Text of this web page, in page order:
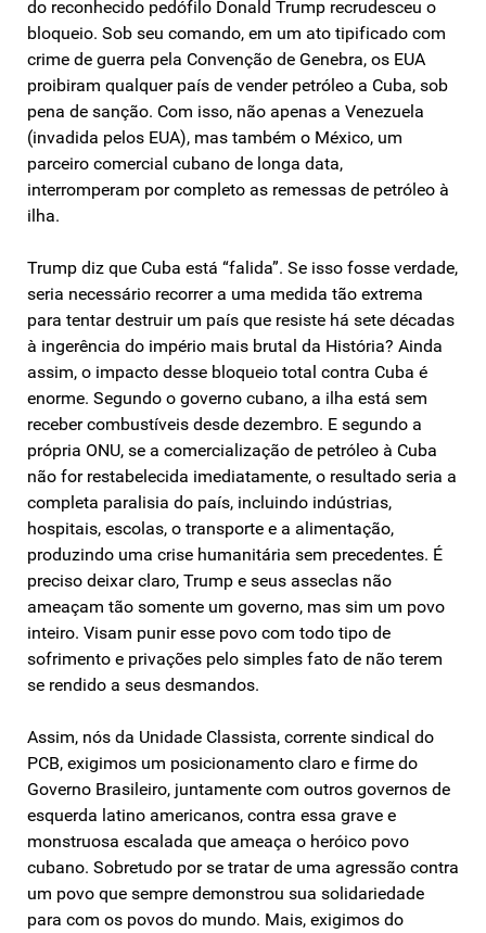
do reconhecido pedófilo Donald Trump recrudesceu o
bloqueio. Sob seu comando, em um ato tipificado com
crime de guerra pela Convenção de Genebra, os EUA
proibiram qualquer país de vender petróleo a Cuba, sob
pena de sanção. Com isso, não apenas a Venezuela
(invadida pelos EUA), mas também o México, um
parceiro comercial cubano de longa data,
interromperam por completo as remessas de petróleo à
ilha.
Trump diz que Cuba está “falida”. Se isso fosse verdade,
seria necessário recorrer a uma medida tão extrema
para tentar destruir um país que resiste há sete décadas
à ingerência do império mais brutal da História? Ainda
assim, o impacto desse bloqueio total contra Cuba é
enorme. Segundo o governo cubano, a ilha está sem
receber combustíveis desde dezembro. E segundo a
própria ONU, se a comercialização de petróleo à Cuba
não for restabelecida imediatamente, o resultado seria a
completa paralisia do país, incluindo indústrias,
hospitais, escolas, o transporte e a alimentação,
produzindo uma crise humanitária sem precedentes. É
preciso deixar claro, Trump e seus asseclas não
ameaçam tão somente um governo, mas sim um povo
inteiro. Visam punir esse povo com todo tipo de
sofrimento e privações pelo simples fato de não terem
se rendido a seus desmandos.
Assim, nós da Unidade Classista, corrente sindical do
PCB, exigimos um posicionamento claro e firme do
Governo Brasileiro, juntamente com outros governos de
esquerda latino americanos, contra essa grave e
monstruosa escalada que ameaça o heróico povo
cubano. Sobretudo por se tratar de uma agressão contra
um povo que sempre demonstrou sua solidariedade
para com os povos do mundo. Mais, exigimos do